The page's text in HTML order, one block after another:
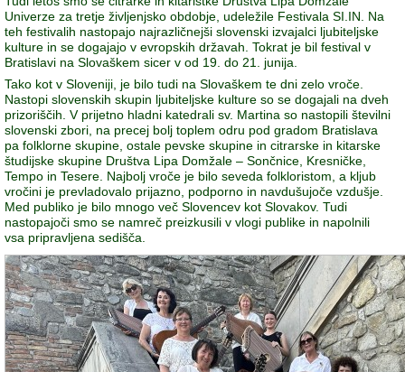
Univerze za tretje življenjsko obdobje, udeležile Festivala SI.IN. Na
teh festivalih nastopajo najrazličnejši slovenski izvajalci ljubiteljske
kulture in se dogajajo v evropskih državah. Tokrat je bil festival v
Bratislavi na Slovaškem sicer v od 19. do 21. junija.
Tako kot v Sloveniji, je bilo tudi na Slovaškem te dni zelo vroče.
Nastopi slovenskih skupin ljubiteljske kulture so se dogajali na dveh
prizoriščih. V prijetno hladni katedrali sv. Martina so nastopili številni
slovenski zbori, na precej bolj toplem odru pod gradom Bratislava
pa folklorne skupine, ostale pevske skupine in citrarske in kitarske
študijske skupine Društva Lipa Domžale – Sončnice, Kresničke,
Tempo in Tesere. Najbolj vroče je bilo seveda folkloristom, a kljub
vročini je prevladovalo prijazno, podporno in navdušujoče vzdušje.
Med publiko je bilo mnogo več Slovencev kot Slovakov. Tudi
nastopajoči smo se namreč preizkusili v vlogi publike in napolnili
vsa pripravljena sedišča.